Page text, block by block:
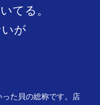
てる。
が
た貝の総称です。店